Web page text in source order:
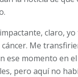
claro,
Me
ese momento en
pero aquí no